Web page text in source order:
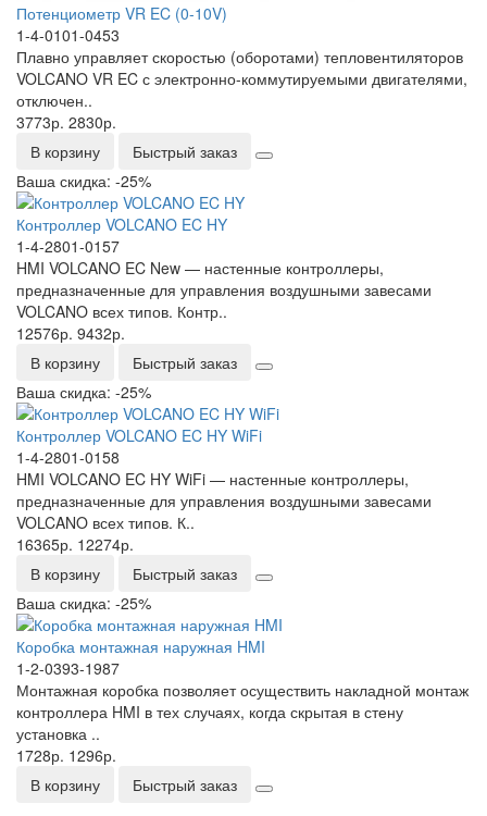
Потенциометр VR EC (0-10V)
1-4-0101-0453
Плавно управляет скоростью (оборотами) тепловентиляторов
VOLCANO VR EC с электронно-коммутируемыми двигателями,
отключен..
3773р. 2830р.
В корзину
Быстрый заказ
Ваша скидка: -25%
Контроллер VOLCANO EC HY
1-4-2801-0157
HMI VOLCANO EC New — настенные контроллеры,
предназначенные для управления воздушными завесами
VOLCANO всех типов. Контр..
12576р. 9432р.
В корзину
Быстрый заказ
Ваша скидка: -25%
Контроллер VOLCANO EC HY WiFi
1-4-2801-0158
HMI VOLCANO EC HY WiFi — настенные контроллеры,
предназначенные для управления воздушными завесами
VOLCANO всех типов. К..
16365р. 12274р.
В корзину
Быстрый заказ
Ваша скидка: -25%
Коробка монтажная наружная HMI
1-2-0393-1987
Монтажная коробка позволяет осуществить накладной монтаж
контроллера HMI в тех случаях, когда скрытая в стену
установка ..
1728р. 1296р.
В корзину
Быстрый заказ